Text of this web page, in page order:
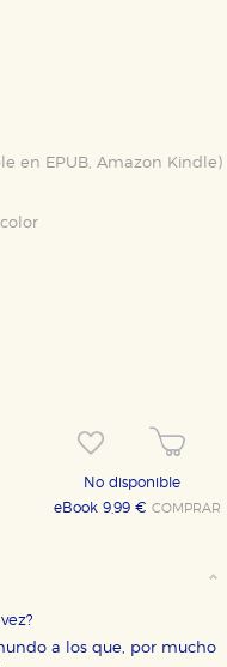
en EPUB,Amazon Kindle )
No disponible
eBook 9,99 €COMPRAR
a los que, por mucho